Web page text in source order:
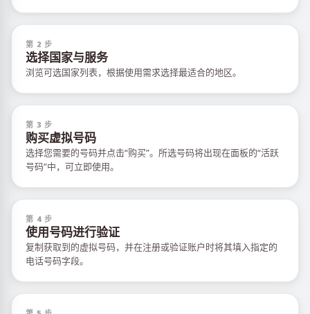
第 2 步
选择国家与服务
浏览可选国家列表，根据使用需求选择最适合的地区。
第 3 步
购买虚拟号码
选择您需要的号码并点击“购买”。所选号码将出现在面板的“活跃
号码”中，可立即使用。
第 4 步
使用号码进行验证
复制获取到的虚拟号码，并在注册或验证账户时将其填入指定的
电话号码字段。